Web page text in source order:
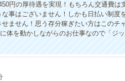
円の厚待遇を実現！もちろん交通費は
事はございません！しかも日払い制度
ません！思う存分稼ぎたい方はこのチ
体を動かしながらのお仕事なので「ジ